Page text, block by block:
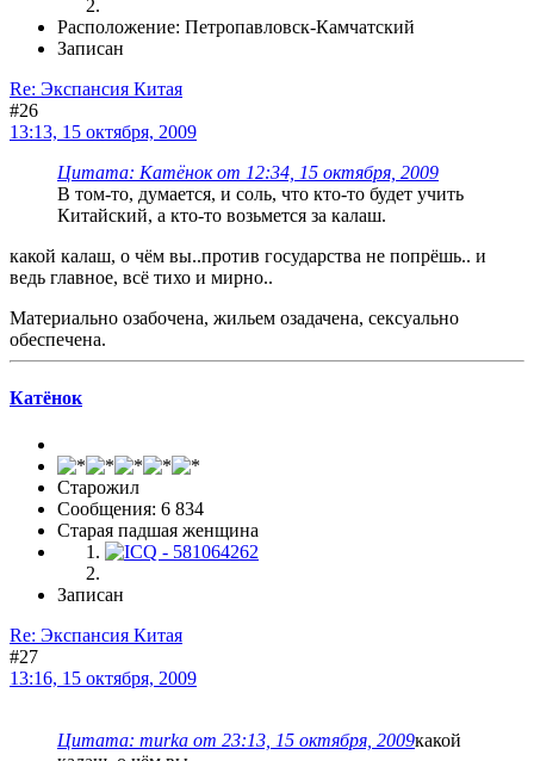
Расположение: Петропавловск-Камчатский
Записан
Re: Экспансия Китая
#26
13:13, 15 октября, 2009
Цитата: Катёнок от 12:34, 15 октября, 2009
В том-то, думается, и соль, что кто-то будет учить
Китайский, а кто-то возьмется за калаш.
какой калаш, о чём вы..против государства не попрёшь.. и
ведь главное, всё тихо и мирно..
Материально озабочена, жильем озадачена, сексуально
обеспечена.
Катёнок
Старожил
Сообщения: 6 834
Старая падшая женщина
Записан
Re: Экспансия Китая
#27
13:16, 15 октября, 2009
Цитата: murka от 23:13, 15 октября, 2009какой